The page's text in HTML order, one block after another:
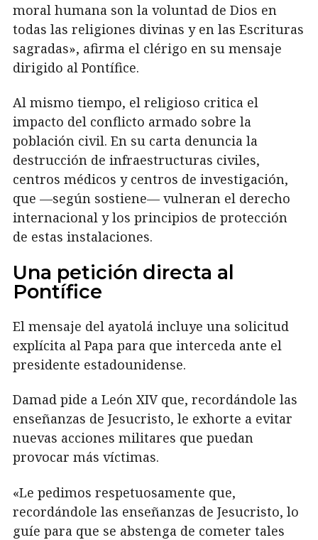
moral humana son la voluntad de Dios en
todas las religiones divinas y en las Escrituras
sagradas», afirma el clérigo en su mensaje
dirigido al Pontífice.
Al mismo tiempo, el religioso critica el
impacto del conflicto armado sobre la
población civil. En su carta denuncia la
destrucción de infraestructuras civiles,
centros médicos y centros de investigación,
que —según sostiene— vulneran el derecho
internacional y los principios de protección
de estas instalaciones.
Una petición directa al
Pontífice
El mensaje del ayatolá incluye una solicitud
explícita al Papa para que interceda ante el
presidente estadounidense.
Damad pide a León XIV que, recordándole las
enseñanzas de Jesucristo, le exhorte a evitar
nuevas acciones militares que puedan
provocar más víctimas.
«Le pedimos respetuosamente que,
recordándole las enseñanzas de Jesucristo, lo
guíe para que se abstenga de cometer tales